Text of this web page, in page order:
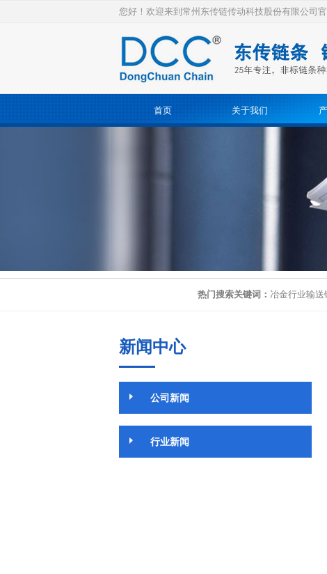
您好！欢迎来到常州东传链传动科技股份有限公司官
首页 关于我们
热门搜索关键词： 冶金行业输
新闻中心
公司新闻
行业新闻